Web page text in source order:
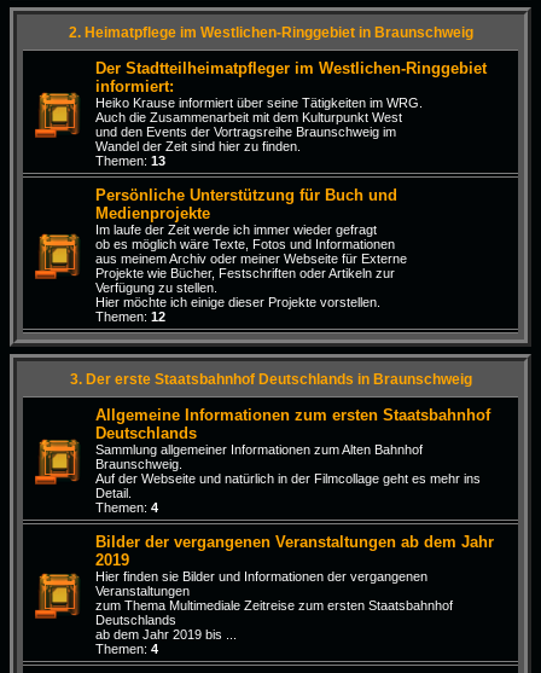
2. Heimatpflege im Westlichen-Ringgebiet in Braunschweig
Der Stadtteilheimatpfleger im Westlichen-Ringgebiet
informiert:
Heiko Krause informiert über seine Tätigkeiten im WRG.
Auch die Zusammenarbeit mit dem Kulturpunkt West
und den Events der Vortragsreihe Braunschweig im
Wandel der Zeit sind hier zu finden.
Themen: 13
Persönliche Unterstützung für Buch und
Medienprojekte
Im laufe der Zeit werde ich immer wieder gefragt
ob es möglich wäre Texte, Fotos und Informationen
aus meinem Archiv oder meiner Webseite für Externe
Projekte wie Bücher, Festschriften oder Artikeln zur
Verfügung zu stellen.
Hier möchte ich einige dieser Projekte vorstellen.
Themen: 12
3. Der erste Staatsbahnhof Deutschlands in Braunschweig
Allgemeine Informationen zum ersten Staatsbahnhof
Deutschlands
Sammlung allgemeiner Informationen zum Alten Bahnhof
Braunschweig.
Auf der Webseite und natürlich in der Filmcollage geht es mehr ins
Detail.
Themen: 4
Bilder der vergangenen Veranstaltungen ab dem Jahr
2019
Hier finden sie Bilder und Informationen der vergangenen
Veranstaltungen
zum Thema Multimediale Zeitreise zum ersten Staatsbahnhof
Deutschlands
ab dem Jahr 2019 bis ...
Themen: 4